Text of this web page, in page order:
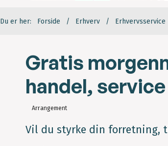
Du er her: Forside Erhverv Erhvervsservice
Gratis
handel,
Arrangement
Vil du styrke din forretning,